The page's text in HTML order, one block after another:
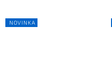
NOVINKA